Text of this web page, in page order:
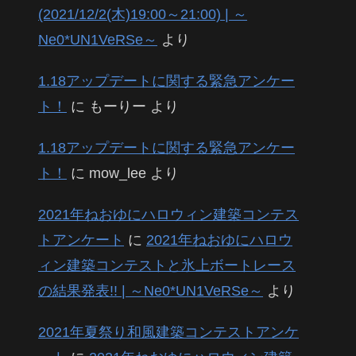
(2021/12/2(木)19:00～21:00) | ～
Ne0*UN1VeRSe～ より
1.18アップデートに関する緊急アンケー
ト！
に もーりー より
1.18アップデートに関する緊急アンケー
ト！
に mow_lee より
2021年ねおゆにハロウィン建築コンテス
トアンケート に 2021年ねおゆにハロウ
ィン建築コンテストと氷上ボートレース
の結果発表!! | ～Ne0*UN1VeRSe～ より
2021年夏祭り和風建築コンテストアンケ